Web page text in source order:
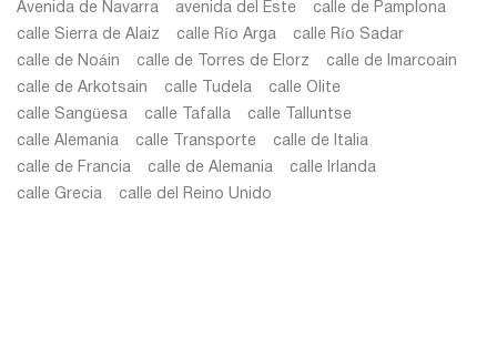
Avenida de Navarra avenida del Este
calle de Pamplona
calle Sierra de Alaiz
calle Río Arga
calle Río Sadar
calle de Noáin
calle de Torres de Elorz
calle de Imarcoain
calle de Arkotsain
calle Tudela
calle Olite
calle Sangüesa
calle Tafalla
calle Talluntse
calle Alemania
calle Transporte
calle de Italia
calle de Francia
calle de Alemania
calle Irlanda
calle Grecia
calle del Reino Unido